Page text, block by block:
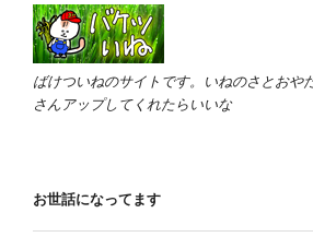
ばけついねのサイトです。いねのさとおや
さんアップしてくれたらいいな
お世話になってます